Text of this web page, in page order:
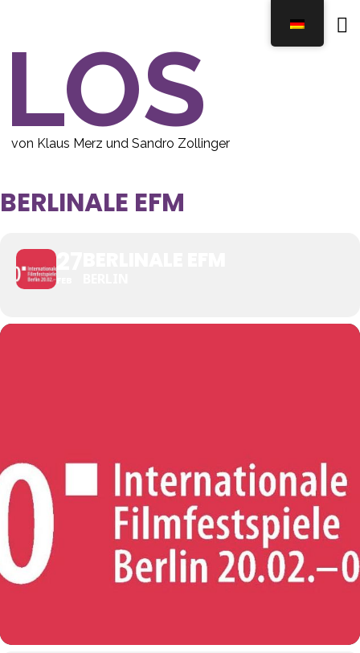
content
LOS
von Klaus Merz und Sandro Zollinger
BERLINALE EFM